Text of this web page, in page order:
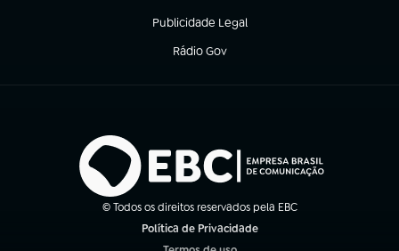
Publicidade Legal
(abre em nova aba)
Rádio Gov
(abre em nova aba)
© Todos os direitos reservados pela EBC
Política de Privacidade